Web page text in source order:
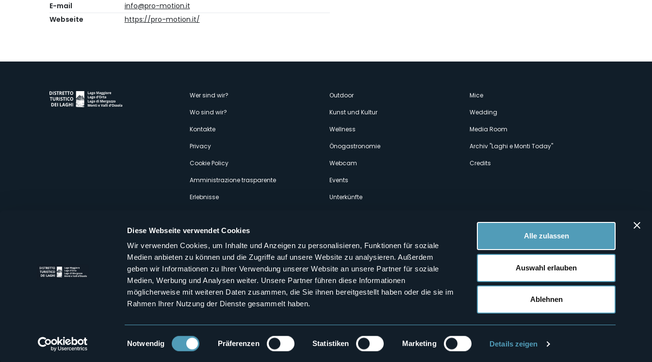
Diese Webseite verwendet Cookies
Wir verwenden Cookies, um Inhalte und Anzeigen zu personalisieren, Funktionen für soziale
Medien anbieten zu können und die Zugriffe auf unsere Website zu analysieren. Außerdem
geben wir Informationen zu Ihrer Verwendung unserer Website an unsere Partner für soziale
Medien, Werbung und Analysen weiter. Unsere Partner führen diese Informationen
möglicherweise mit weiteren Daten zusammen, die Sie ihnen bereitgestellt haben oder die sie im
Rahmen Ihrer Nutzung der Dienste gesammelt haben.
Einwilligungsauswahl
Notwendig Präferenzen Statistiken Marketing Details zeigen
Alle zulassen
Auswahl erlauben
Ablehnen
E-mail
info@pro-motion.it
Webseite
https://pro-motion.it/
Menù
secondario
Wer sind wir?
Wo sind wir?
Kontakte
Privacy
Cookie Policy
Amministrazione trasparente
Erlebnisse
Outdoor
Kunst und Kultur
Wellness
Önogastronomie
Webcam
Events
Unterkünfte
Mice
Wedding
Media Room
Archiv "Laghi e Monti Today"
Credits
Distretto Turistico dei Laghi Scrl
Sede legale e operativa: Corso Italia 26 - 28838 Stresa VB - Italy
infoturismo@distrettolaghi.itedistrettolaghi@legalmail.it
Folgen Sie uns auf unseren sozialen Profilen